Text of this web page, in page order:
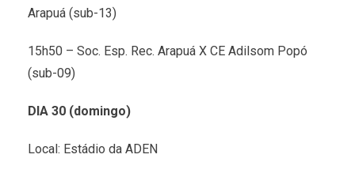
Arapuá (sub-13)
15h50 – Soc. Esp. Rec. Arapuá X CE Adilsom Popó
(sub-09)
DIA 30 (domingo)
Local: Estádio da ADEN